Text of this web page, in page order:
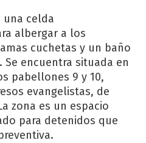
una celda
albergar a los
cuchetas y un baño
encuentra situada en
pabellones 9 y 10,
evangelistas, de
zona es un espacio
para detenidos que